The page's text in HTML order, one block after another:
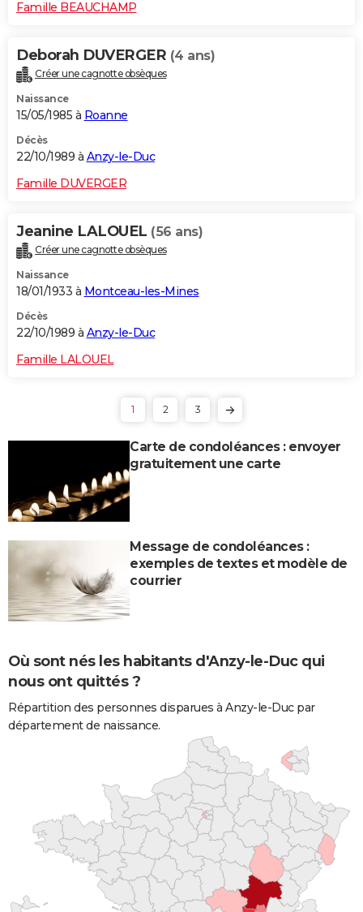
Famille BEAUCHAMP
Deborah DUVERGER (4 ans)
Créer une cagnotte obsèques
Naissance
15/05/1985 à Roanne
Décès
22/10/1989 à Anzy-le-Duc
Famille DUVERGER
Jeanine LALOUEL (56 ans)
Créer une cagnotte obsèques
Naissance
18/01/1933 à Montceau-les-Mines
Décès
22/10/1989 à Anzy-le-Duc
Famille LALOUEL
1 2 3
Carte de condoléances : envoyer
gratuitement une carte
Message de condoléances :
exemples de textes et modèle de
courrier
Où sont nés les habitants d'Anzy-le-Duc qui
nous ont quittés ?
Répartition des personnes disparues à Anzy-le-Duc par
département de naissance.